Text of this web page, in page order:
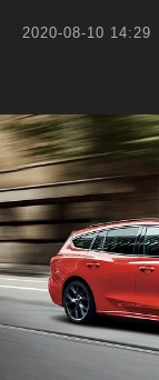
2020-08-10 14:29